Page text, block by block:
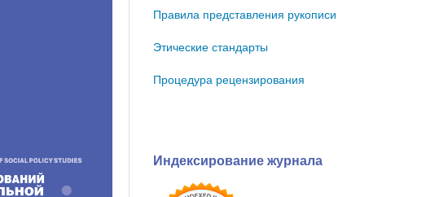
Правила представления рукописи
Этические стандарты
Процедура рецензирования
Индексирование журнала